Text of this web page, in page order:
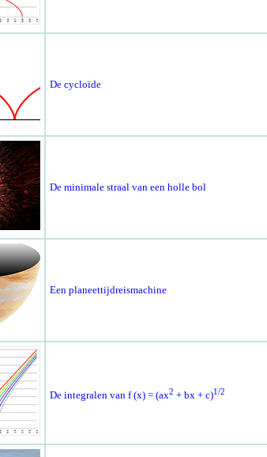
De cycloïde
De minimale straal van een holle bol
Een planeettijdreismachine
De integralen van f (x) = (ax2 + bx + c)1/2